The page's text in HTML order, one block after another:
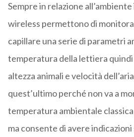
Sempre in relazione
wireless permettono di
capillare una serie di parametri
temperatura della lettiera quindi
altezza animali e velocità
quest’ultimo perché non va a
temperatura ambientale
ma consente di avere